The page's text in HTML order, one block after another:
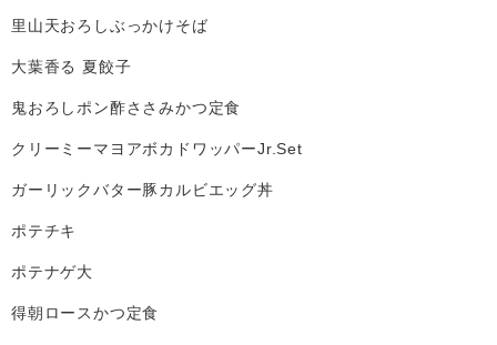
里山天おろしぶっかけそば
大葉香る 夏餃子
鬼おろしポン酢ささみかつ定食
クリーミーマヨアボカドワッパーJr.Set
ガーリックバター豚カルビエッグ丼
ポテチキ
ポテナゲ大
得朝ロースかつ定食